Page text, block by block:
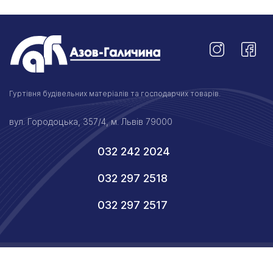
Гуртівня будівельних матеріалів та господарчих товарів.
вул. Городоцька, 357/4, м. Львів 79000
032 242 2024
032 297 2518
032 297 2517